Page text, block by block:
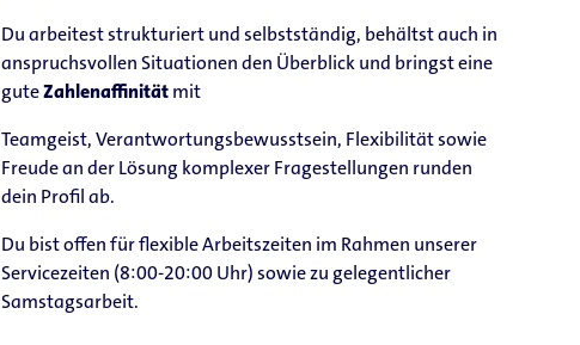
Du arbeitest strukturiert und selbstständig, behältst auch in
anspruchsvollen Situationen den Überblick und bringst eine
guteZahlenaffinitätmit
Teamgeist, Verantwortungsbewusstsein, Flexibilität sowie
Freude an der Lösung komplexer Fragestellungen runden
dein Profil ab.
Du bist offen für flexible Arbeitszeiten im Rahmen unserer
Servicezeiten (8:00-20:00 Uhr) sowie zu gelegentlicher
Samstagsarbeit.